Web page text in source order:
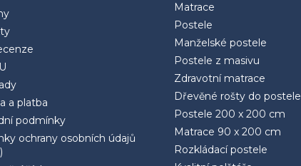
a platba
podmínky
ochrany osobních údajů
Matrace
Postele
Manželské postele
Postele z masivu
Zdravotní matrace
Dřevěné rošty do postele
Postele 200 x 200 cm
Matrace 90 x 200 cm
Rozkládací postele